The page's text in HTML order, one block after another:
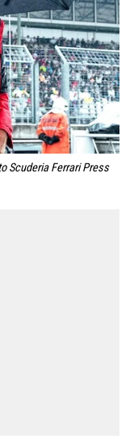
Scuderia Ferrari Press